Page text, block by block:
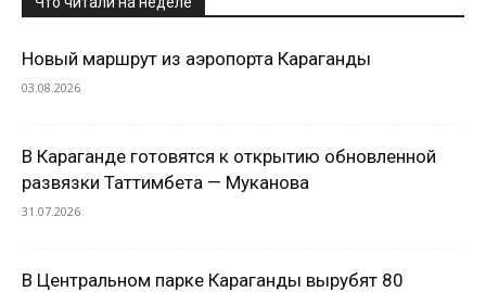
Новый маршрут из аэропорта Караганды
03.08.2026
В Караганде готовятся к открытию обновленной
развязки Таттимбета — Муканова
31.07.2026
В Центральном парке Караганды вырубят 80